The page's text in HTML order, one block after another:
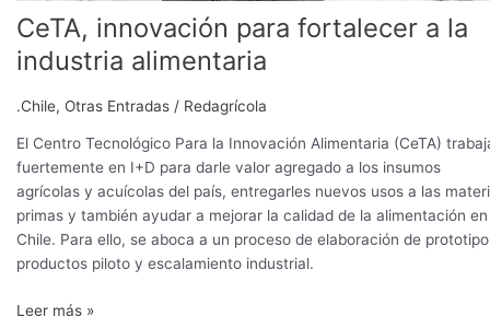
CeTA, innovación para fortalecer a la
industria alimentaria
.Chile, Otras Entradas / Redagrícola
El Centro Tecnológico Para la Innovación Alimentaria (CeTA)
fuertemente en I+D para darle valor agregado a los insumos
agrícolas y acuícolas del país, entregarles nuevos usos a las
primas y también ayudar a mejorar la calidad de la alimentación en
Chile. Para ello, se aboca a un proceso de elaboración de
productos piloto y escalamiento industrial.
Leer más »